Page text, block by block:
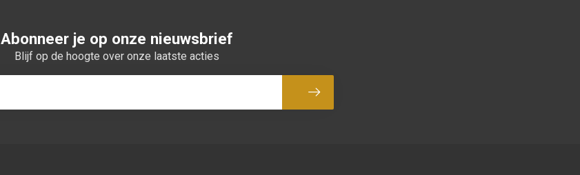
Abonneer je op onze nieuwsbrief
Blijf op de hoogte over onze laatste acties
Abonneer